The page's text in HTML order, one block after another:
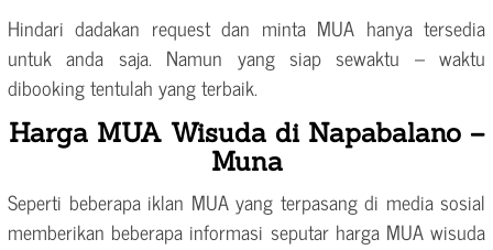
Hindari dadakan request dan minta MUA hanya tersedia
untuk anda saja. Namun yang siap sewaktu – waktu
dibooking tentulah yang terbaik.
Harga MUA Wisuda di Napabalano –
Muna
Seperti beberapa iklan MUA yang terpasang di media sosial
memberikan beberapa informasi seputar harga MUA wisuda